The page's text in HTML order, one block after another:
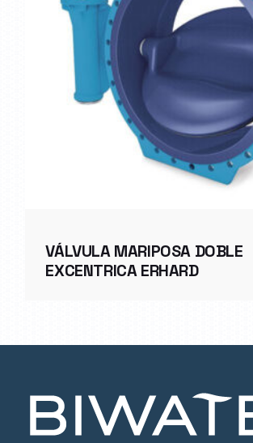
VÁLVULA MARIPOSA DOBLE
EXCENTRICA ERHARD